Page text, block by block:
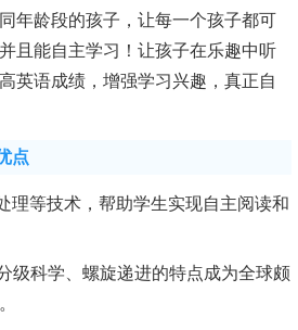
年龄段的孩子，让每一个孩子都可
且能自主学习！让孩子在乐趣中听
英语成绩，增强学习兴趣，真正自
点
理等技术，帮助学生实现自主阅读和
级科学、螺旋递进的特点成为全球颇